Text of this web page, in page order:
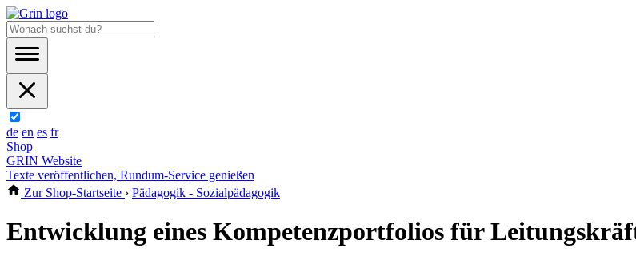
de en es fr
Shop
GRIN Website
Texte veröffentlichen, Rundum-Service genießen
Zur Shop-Startseite › Pädagogik - Sozialpädagogik
Entwicklung eines Kompetenzportfolios für